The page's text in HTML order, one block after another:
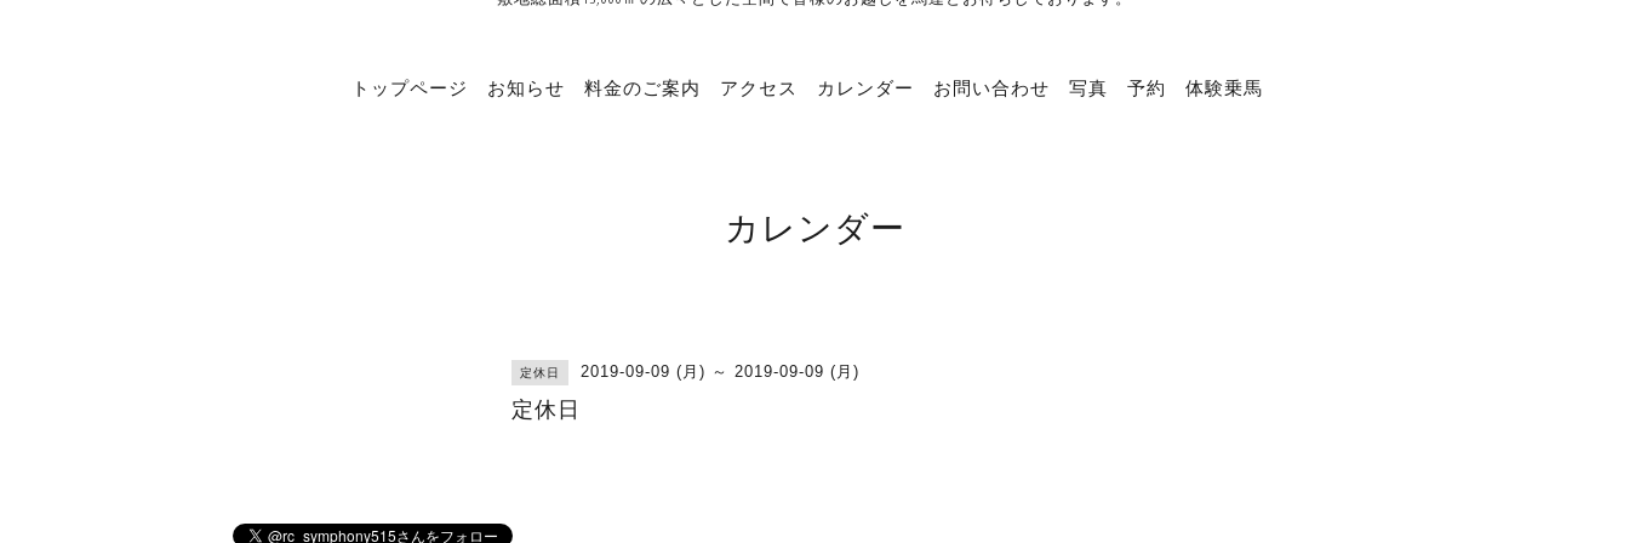
トップページ お知らせ 料金のご案内 アクセス カレンダー お問い合わせ 写真 予約 体験乗馬
カレンダー
定休日 2019-09-09 (月) ～ 2019-09-09 (月)
定休日